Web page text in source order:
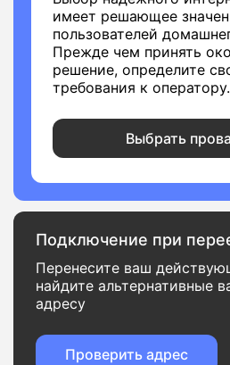
имеет решающее
пользователей
Прежде чем принять
решение, определите
требования к оператору.
Выбрать
Подключение при
Перенесите ваш
найдите альтернативные
адресу
Проверить адрес